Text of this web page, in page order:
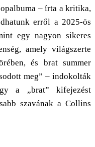
– írta a kritika,
erről a 2025-ös
egy nagyon sikeres
amely világszerte
és brat summer
meg” – indokolták
a „brat” kifejezést
szavának a Collins